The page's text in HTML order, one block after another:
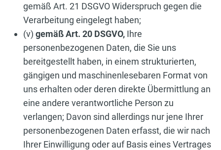
gemäß Art. 21 DSGVO Widerspruch gegen die
Verarbeitung eingelegt haben;
(v) gemäß Art. 20 DSGVO, Ihre
personenbezogenen Daten, die Sie uns
bereitgestellt haben, in einem strukturierten,
gängigen und maschinenlesebaren Format von
uns erhalten oder deren direkte Übermittlung an
eine andere verantwortliche Person zu
verlangen; Davon sind allerdings nur jene Ihrer
personenbezogenen Daten erfasst, die wir nach
Ihrer Einwilligung oder auf Basis eines Vertrages